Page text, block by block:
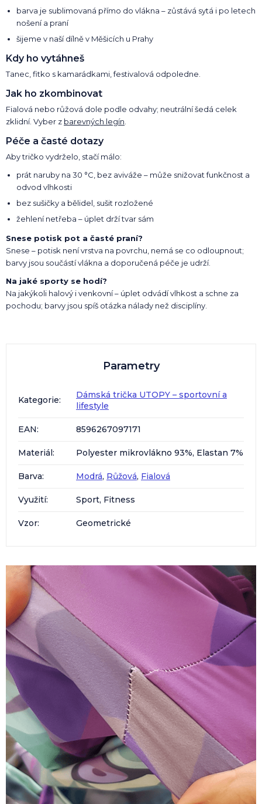
barva je sublimovaná přímo do vlákna – zůstává sytá i po letech
nošení a praní
šijeme v naší dílně v Měšicích u Prahy
Kdy ho vytáhneš
Tanec, fitko s kamarádkami, festivalová odpoledne.
Jak ho zkombinovat
Fialová nebo růžová dole podle odvahy; neutrální šedá celek
zklidní. Vyber z barevných legín
Péče a časté dotazy
Aby tričko vydrželo, stačí málo:
prát naruby na 30 °C, bez aviváže – může snižovat funkčnost a
odvod vlhkosti
bez sušičky a bělidel, sušit rozložené
žehlení netřeba – úplet drží tvar sám
Snese potisk pot a časté praní?
Snese – potisk není vrstva na povrchu, nemá se co odloupnout;
barvy jsou součástí vlákna a doporučená péče je udrží.
Na jaké sporty se hodí?
Na jakýkoli halový i venkovní – úplet odvádí vlhkost a schne za
pochodu; barvy jsou spíš otázka nálady než disciplíny.
Parametry
Kategorie:
Dámská trička UTOPY – sportovní a
lifestyle
EAN: 8596267097171
Materiál: Polyester mikrovlákno 93%, Elastan 7%
Barva: Modrá, Růžová, Fialová
Využití: Sport, Fitness
Vzor: Geometrické